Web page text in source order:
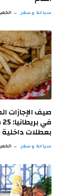
سياحة وسفر الخميس 06
صيف الإجازات
بعطلات داخلية في
سياحة وسفر الخميس 06